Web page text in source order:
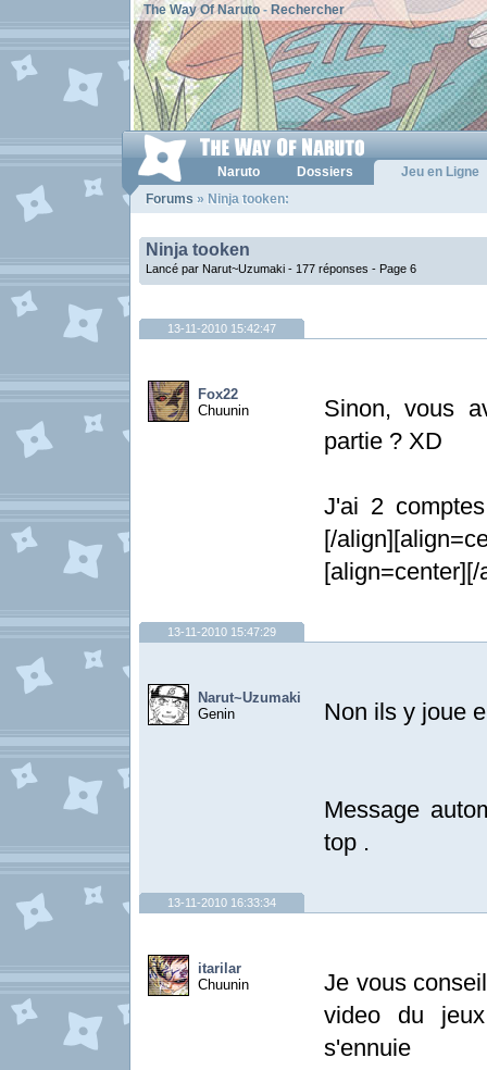
The Way Of Naruto- Rechercher
Naruto Dossiers
Jeu en Ligne
Forums » Ninja tooken:
Ninja tooken
Lancé par Narut~Uzumaki - 177 réponses - Page 6
13-11-2010 15:42:47
Fox22
Chuunin
Sinon, vous
partie ? XD
J'ai 2
[/
13-11-2010 15:47:29
Narut~Uzumaki
Genin
Non ils y joue
Message
top .
13-11-2010 16:33:34
itarilar
Chuunin
Je vous
video du
s'ennuie